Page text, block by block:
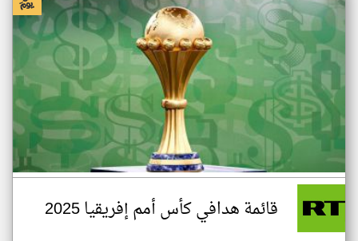
قائمة هدافي كأس أمم إفريقيا 2025